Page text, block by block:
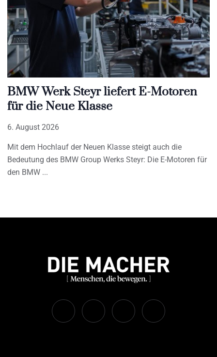
BMW Werk Steyr liefert E-Motoren
für die Neue Klasse
6. August 2026
Mit dem Hochlauf der Neuen Klasse steigt auch die
Bedeutung des BMW Group Werks Steyr: Die E-Motoren für
den BMW